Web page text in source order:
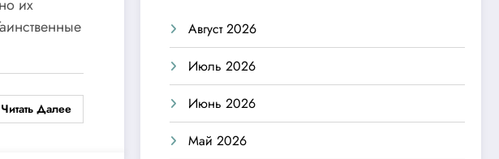
их
Читать Далее
Август 2026
Июль 2026
Июнь 2026
Май 2026